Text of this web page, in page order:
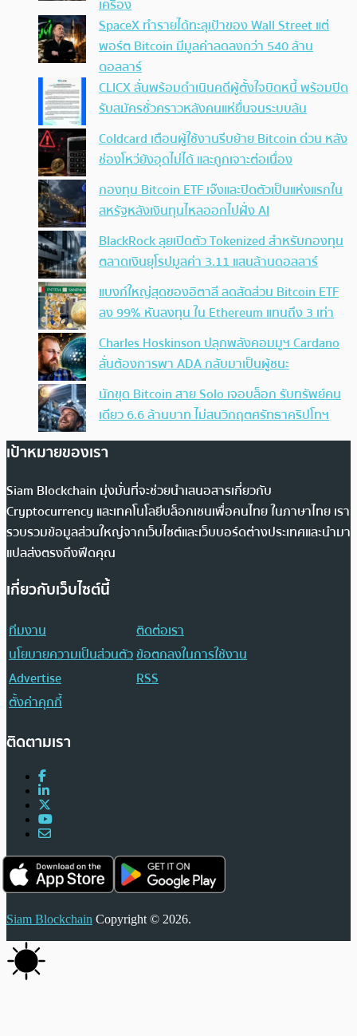
เครื่อง
SpaceX ทำรายได้ทะลุเป้าของ Wall Street แต่
พอร์ต Bitcoin มีมูลค่าลดลงกว่า 540 ล้าน
ดอลลาร์
CLICX ลั่นพร้อมดำเนินคดีผู้ตั้งใจบิดหนี้ พร้อมปิด
รับสมัครชั่วคราวหลังคนแห่ยื่นจนระบบล้น
Coldcard เตือนผู้ใช้งานรีบย้าย Bitcoin ด่วน หลัง
ช่องโหว่ยังอุดไม่ได้ และถูกเจาะต่อเนื่อง
กองทุน Bitcoin ETF เจ๊งและปิดตัวเป็นแห่งแรกใน
สหรัฐหลังเงินทุนไหลออกไปฝั่ง AI
BlackRock ลุยเปิดตัว Tokenized สำหรับกองทุน
ตลาดเงินยุโรปมูลค่า 3.11 แสนล้านดอลลาร์
แบงก์ใหญ่สุดของอิตาลี ลดสัดส่วน Bitcoin ETF
ลง 99% หันลงทุน ใน Ethereum แทนถึง 3 เท่า
Charles Hoskinson ปลุกพลังคอมมูฯ Cardano
ลั่นต้องการพา ADA กลับมาเป็นผู้ชนะ
นักขุด Bitcoin สาย Solo เจอบล็อก รับทรัพย์คน
เดียว 6.6 ล้านบาท ไม่สนวิกฤตศรัทธาคริปโทฯ
เป้าหมายของเรา
Siam Blockchain มุ่งมั่นที่จะช่วยนำเสนอสารเกี่ยวกับ
Cryptocurrency และเทคโนโลยีบล็อกเชนเพื่อคนไทย ในภาษาไทย เรา
รวบรวมข้อมูลส่วนใหญ่จากเว็บไซต์และเว็บบอร์ดต่างประเทศและนำมา
แปลส่งตรงถึงฟีดคุณ
เกี่ยวกับเว็บไซต์นี้
ทีมงาน
ติดต่อเรา
นโยบายความเป็นส่วนตัวข้อตกลงในการใช้งาน
Advertise
RSS
ตั้งค่าคุกกี้
ติดตามเรา
Siam Blockchain Copyright © 2026.